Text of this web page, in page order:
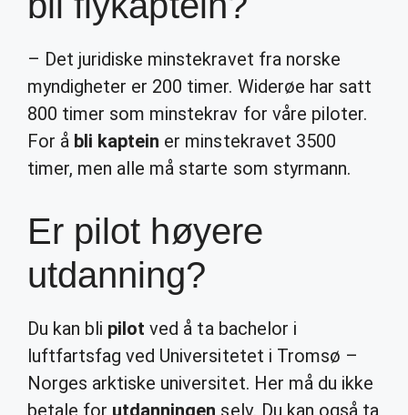
– Det juridiske minstekravet fra norske
myndigheter er 200 timer. Widerøe har satt
800 timer som minstekrav for våre piloter.
For å bli kaptein er minstekravet 3500
timer, men alle må starte som styrmann.
Er pilot høyere
utdanning?
Du kan bli pilot ved å ta bachelor i
luftfartsfag ved Universitetet i Tromsø –
Norges arktiske universitet. Her må du ikke
betale for utdanningen selv. Du kan også ta